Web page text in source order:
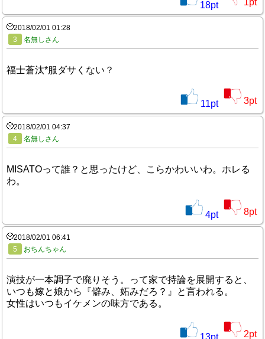
18pt 1pt
2018/02/01 01:28
3
名無しさん
福士蒼汰*服ダサくない？
11pt 3pt
2018/02/01 04:37
4
名無しさん
MISATOって誰？と思ったけど、こらかわいいわ。ホレる
わ。
4pt 8pt
2018/02/01 06:41
5
おちんちゃん
演技が一本調子で廃りそう。って家で持論を展開すると、
いつも嫁と娘から『僻み、妬みだろ？』と言われる。
女性はいつもイケメンの味方である。
2pt